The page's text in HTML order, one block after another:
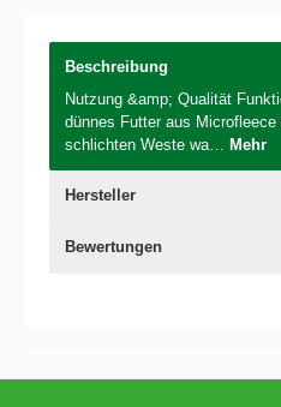
Beschreibung
Nutzung &amp; Qualität
dünnes Futter aus
schlichten Weste wa… Mehr
Hersteller
Bewertungen